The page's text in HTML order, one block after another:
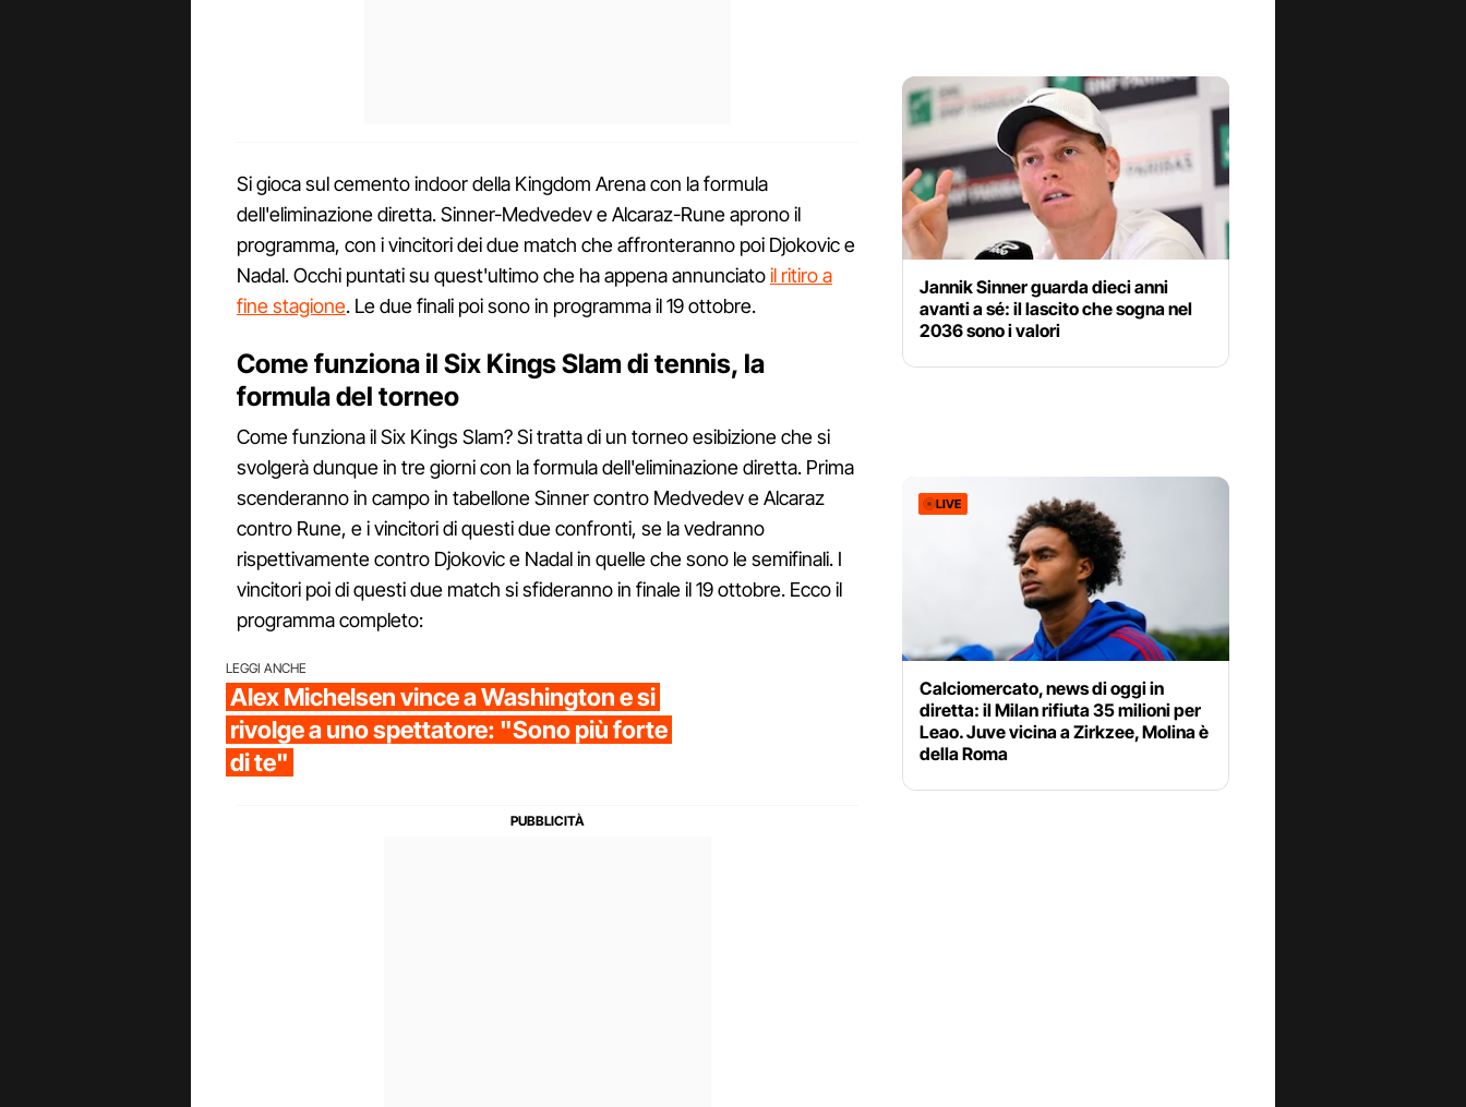
Si gioca sul cemento indoor della Kingdom Arena con la formula
dell'eliminazione diretta. Sinner-Medvedev e Alcaraz-Rune aprono il
programma, con i vincitori dei due match che affronteranno poi Djokovic e
Nadal. Occhi puntati su quest'ultimo che ha appena annunciatoil ritiro a
fine stagione. Le due finali poi sono in programma il 19 ottobre.
Come funziona il Six Kings Slam di tennis, la
formula del torneo
Come funziona il Six Kings Slam? Si tratta di un torneo esibizione che si
svolgerà dunque in tre giorni con la formula dell'eliminazione diretta. Prima
scenderanno in campo in tabellone Sinner contro Medvedev e Alcaraz
contro Rune, e i vincitori di questi due confronti, se la vedranno
rispettivamente contro Djokovic e Nadal in quelle che sono le semifinali. I
vincitori poi di questi due match si sfideranno in finale il 19 ottobre. Ecco il
programma completo:
LEGGI ANCHE
Alex Michelsen vince a Washington e si
rivolge a uno spettatore: "Sono più forte
di te"
Jannik Sinner guarda dieci anni
avanti a sé: il lascito che sogna nel
2036 sono i valori
LIVE
Calciomercato, news di oggi in
diretta: il Milan rifiuta 35 milioni per
Leao. Juve vicina a Zirkzee, Molina è
della Roma